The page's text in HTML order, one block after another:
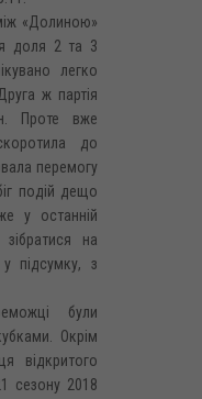
«Долиною»
доля 2 та 3
легко
ж партія
Проте вже
до
перемогу
подій дещо
у останній
на
підсумку, з
були
Окрім
відкритого
сезону 2018